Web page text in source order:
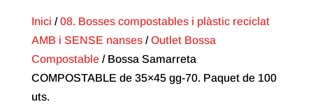
Inici /08. Bosses compostables i plàstic reciclat
AMB i SENSE nanses/Outlet Bossa
Compostable/ Bossa Samarreta
COMPOSTABLE de 35×45 gg-70. Paquet de 100
uts.